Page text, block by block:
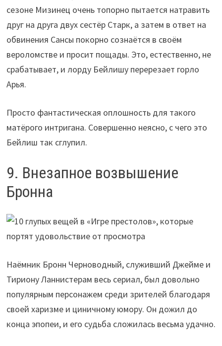
сезоне Мизинец очень топорно пытается натравить
друг на друга двух сестёр Старк, а затем в ответ на
обвинения Сансы покорно сознаётся в своём
вероломстве и просит пощады. Это, естественно, не
срабатывает, и лорду Бейлишу перерезает горло
Арья.
Просто фантастическая оплошность для такого
матёрого интригана. Совершенно неясно, с чего это
Бейлиш так сглупил.
9. Внезапное возвышение
Бронна
Наёмник Бронн Черноводный, служивший Джейме и
Тириону Ланнистерам весь сериал, был довольно
популярным персонажем среди зрителей благодаря
своей харизме и циничному юмору. Он дожил до
конца эпопеи, и его судьба сложилась весьма удачно.